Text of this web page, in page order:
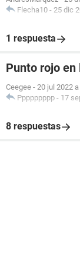
Flecha10 - 25 dic
1 respuesta
Punto rojo en
Ceegee - 20 jul 2022
Ppppppppp - 17
8 respuestas